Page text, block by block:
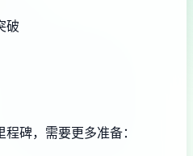
破
碑，需要更多准备：